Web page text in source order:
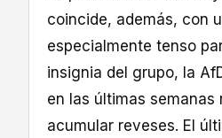
coincide, además, con
especialmente tenso
insignia del grupo, la
en las últimas semanas
acumular reveses. El